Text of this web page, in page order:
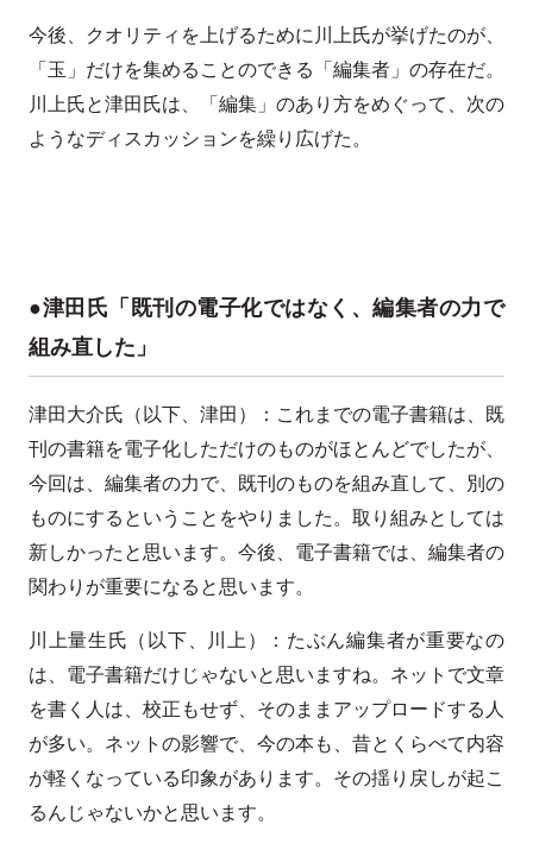
今後、クオリティを上げるために川上氏が挙げたのが、
「玉」だけを集めることのできる「編集者」の存在だ。
川上氏と津田氏は、「編集」のあり方をめぐって、次の
ようなディスカッションを繰り広げた。
●津田氏「既刊の電子化ではなく、編集者の力で
組み直した」
津田大介氏（以下、津田）：これまでの電子書籍は、既
刊の書籍を電子化しただけのものがほとんどでしたが、
今回は、編集者の力で、既刊のものを組み直して、別の
ものにするということをやりました。取り組みとしては
新しかったと思います。今後、電子書籍では、編集者の
関わりが重要になると思います。
川上量生氏（以下、川上）：たぶん編集者が重要なの
は、電子書籍だけじゃないと思いますね。ネットで文章
を書く人は、校正もせず、そのままアップロードする人
が多い。ネットの影響で、今の本も、昔とくらべて内容
が軽くなっている印象があります。その揺り戻しが起こ
るんじゃないかと思います。